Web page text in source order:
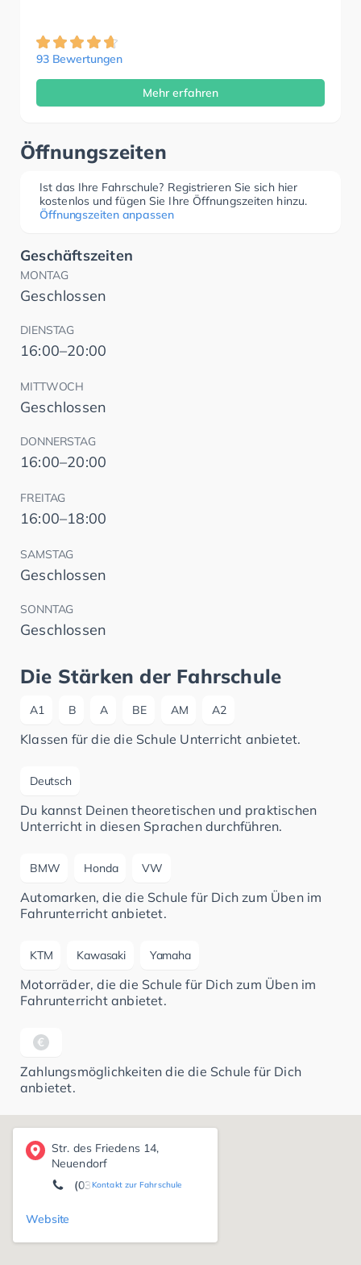
93 Bewertungen
Mehr erfahren
Öffnungszeiten
Ist das Ihre Fahrschule? Registrieren Sie sich hier
kostenlos und fügen Sie Ihre Öffnungszeiten hinzu.
Öffnungszeiten anpassen
Geschäftszeiten
MONTAG
Geschlossen
DIENSTAG
16:00–20:00
MITTWOCH
Geschlossen
DONNERSTAG
16:00–20:00
FREITAG
16:00–18:00
SAMSTAG
Geschlossen
SONNTAG
Geschlossen
Die Stärken der Fahrschule
A1 B A BE AM A2
Klassen für die die Schule Unterricht anbietet.
Deutsch
Du kannst Deinen theoretischen und praktischen
Unterricht in diesen Sprachen durchführen.
BMW Honda VW
Automarken, die die Schule für Dich zum Üben im
Fahrunterricht anbietet.
KTM Kawasaki Yamaha
Motorräder, die die Schule für Dich zum Üben im
Fahrunterricht anbietet.
Zahlungsmöglichkeiten die die Schule für Dich
anbietet.
Str. des Friedens 14,
Neuendorf
Kontakt zur Fahrschule
(03546) 18 56 82
Website